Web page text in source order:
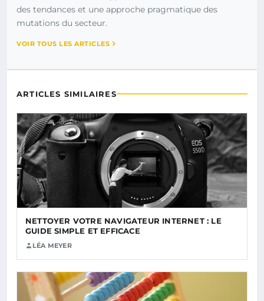
des tendances et une approche pragmatique des
mutations du secteur.
VOIR TOUS LES ARTICLES
ARTICLES SIMILAIRES
NETTOYER VOTRE NAVIGATEUR INTERNET : LE
GUIDE SIMPLE ET EFFICACE
LÉA MEYER